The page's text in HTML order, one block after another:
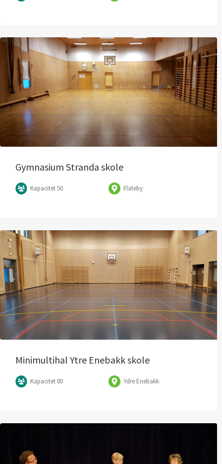
Gymnasium Stranda skole
Kapacitet 50 Flateby
Minimultihal Ytre Enebakk skole
Kapacitet 80 Ydre Enebakk